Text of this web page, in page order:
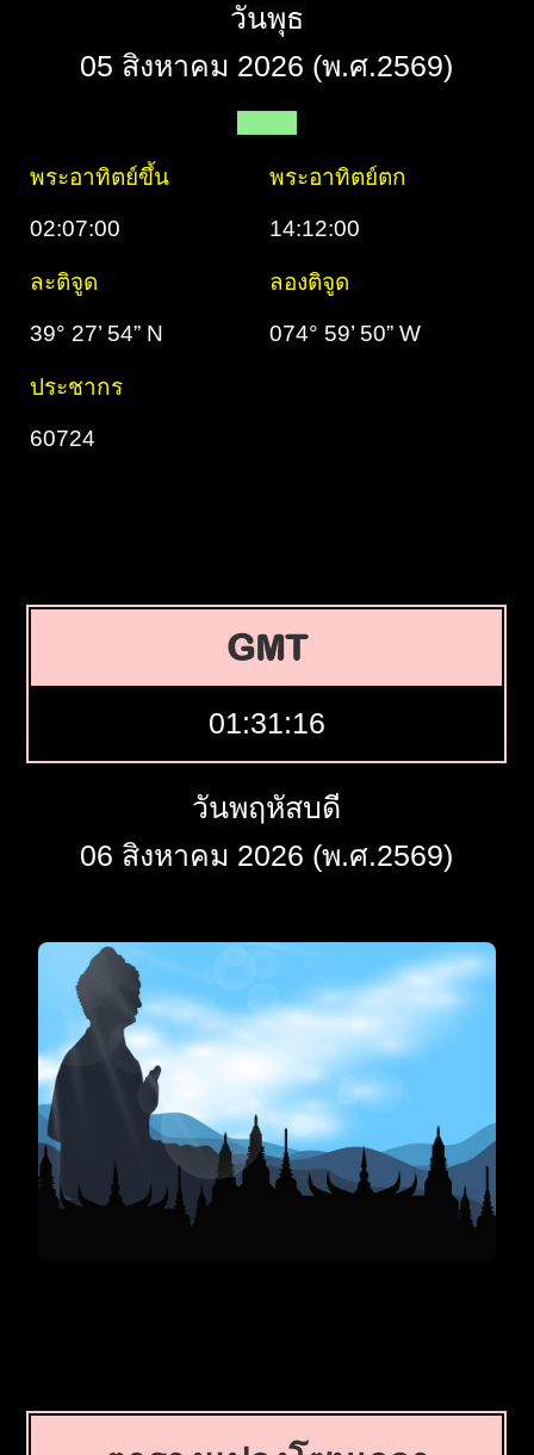
วันพุธ
05 สิงหาคม 2026 (พ.ศ.2569)
พระอาทิตย์ขึ้น พระอาทิตย์ตก
02:07:00 14:12:00
ละติจูด ลองติจูด
39° 27’ 54” N 074° 59’ 50” W
ประชากร
60724
GMT
01:31:17
วันพฤหัสบดี
06 สิงหาคม 2026 (พ.ศ.2569)